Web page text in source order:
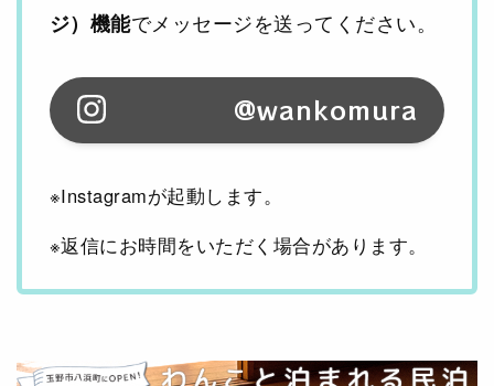
ジ）機能でメッセージを送ってください。
@wankomura
※Instagramが起動します。
※返信にお時間をいただく場合があります。